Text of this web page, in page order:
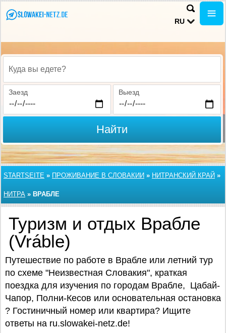
RU
Куда вы едете?
Заезд Выезд
Найти
STARTSEITE » ПРОЖИВАНИЕ В СЛОВАКИИ » НИТРАНСКИЙ КРАЙ »
НИТРА » ВРАБЛЕ
Туризм и отдых Врабле
(Vráble)
Путешествие по работе в Врабле или летний тур
по схеме "Неизвестная Словакия", краткая
поездка для изучения по городам Врабле, Цабай-
Чапор, Полни-Кесов или основательная остановка
? Гостиничный номер или квартира? Ищите
ответы на ru.slowakei-netz.de!